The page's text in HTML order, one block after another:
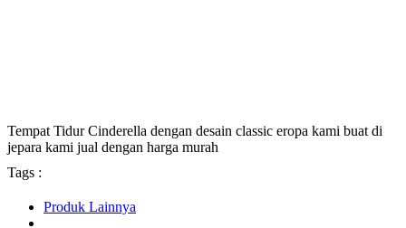
Tempat Tidur Cinderella dengan desain classic eropa kami buat di
jepara kami jual dengan harga murah
Tags :
Produk Lainnya